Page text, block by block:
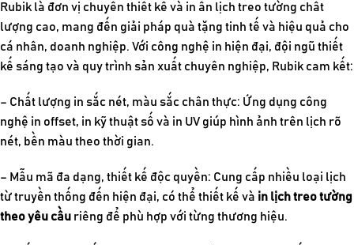
Rubik là đơn vị chuyên thiết kế và in ấn lịch treo tường chất
lượng cao, mang đến giải pháp quà tặng tinh tế và hiệu quả cho
cá nhân, doanh nghiệp. Với công nghệ in hiện đại, đội ngũ thiết
kế sáng tạo và quy trình sản xuất chuyên nghiệp, Rubik cam kết:
– Chất lượng in sắc nét, màu sắc chân thực: Ứng dụng công
nghệ in offset, in kỹ thuật số và in UV giúp hình ảnh trên lịch rõ
nét, bền màu theo thời gian.
– Mẫu mã đa dạng, thiết kế độc quyền: Cung cấp nhiều loại lịch
từ truyền thống đến hiện đại, có thể thiết kế và in lịch treo tường
theo yêu cầu riêng để phù hợp với từng thương hiệu.